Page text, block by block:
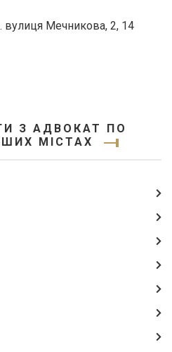
вулиця Мечникова, 2, 14
З АДВОКАТ ПО
МІСТАХ